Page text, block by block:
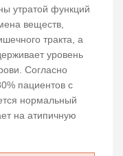
утратой функций
веществ,
тракта, а
уровень
Согласно
пациентов с
нормальный
на атипичную